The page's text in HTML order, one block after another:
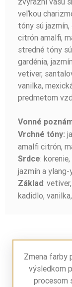
veľkou
tóny sú jazmín,
citrón amalfi,
stredné tóny
gardénia,
vetiver,
vanilka,
predmetom
Vonné
Vrchné tóny:
amalfi citrón,
Srdce:
jazmín a ylang-
Základ:
kadidlo,
Zmena farby
výsledkom
procesom